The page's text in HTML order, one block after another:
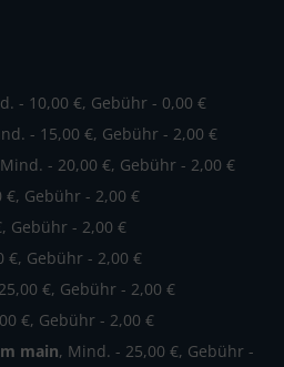
- 10,00 €, Gebühr - 0,00 €
- 15,00 €, Gebühr - 2,00 €
- 20,00 €, Gebühr - 2,00 €
€, Gebühr - 2,00 €
Gebühr - 2,00 €
€, Gebühr - 2,00 €
€, Gebühr - 2,00 €
€, Gebühr - 2,00 €
main, Mind. - 25,00 €, Gebühr -